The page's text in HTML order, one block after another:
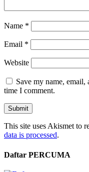
Name *
Email *
Website
Save my name,
time I comment.
This site uses Akismet to
data is processed.
Daftar PERCUMA